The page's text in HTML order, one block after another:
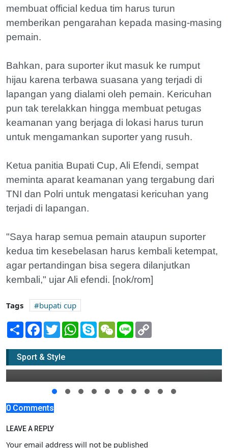
membuat official kedua tim harus turun
memberikan pengarahan kepada masing-masing
pemain.
Bahkan, para suporter ikut masuk ke rumput
hijau karena terbawa suasana yang terjadi di
lapangan yang dialami oleh pemain. Kericuhan
pun tak terelakkan hingga membuat petugas
keamanan yang berjaga di lokasi harus turun
untuk mengamankan suporter yang rusuh.
Ketua panitia Bupati Cup, Ali Efendi, sempat
meminta aparat keamanan yang tergabung dari
TNI dan Polri untuk mengatasi kericuhan yang
terjadi di lapangan.
"Saya harap semua pemain ataupun suporter
kedua tim kesebelasan harus kembali ketempat,
agar pertandingan bisa segera dilanjutkan
kembali," ujar Ali efendi. [nok/rom]
Tags
bupati cup
Share Facebook
TwitterWhatsApp
SkypeWeChatLine
Sport & Style
Sempat akan Dapat DAK, Namun tidak Jadi
07 Januari 2016 17:00
0 Comments
LEAVE A REPLY
Your email address will not be published